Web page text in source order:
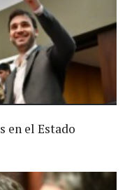
en el Estado